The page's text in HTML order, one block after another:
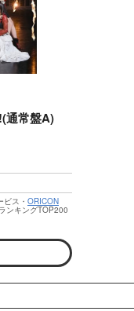
通常盤A)
ス・ ORICON
ンキングTOP200